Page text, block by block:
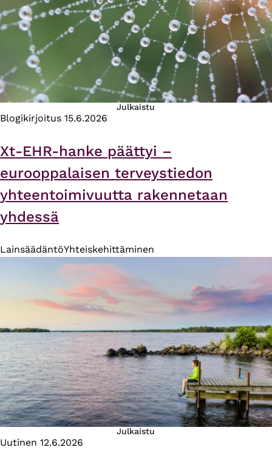
Julkaistu
Blogikirjoitus 15.6.2026
Xt-EHR-hanke päättyi –
eurooppalaisen terveystiedon
yhteentoimivuutta rakennetaan
yhdessä
LainsäädäntöYhteiskehittäminen
Julkaistu
Uutinen 12.6.2026